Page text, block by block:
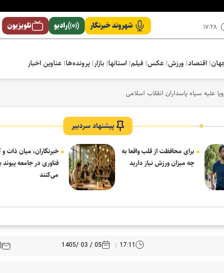
۱۷:۲۸ شهروند خبرنگار رادیو تلویزیون
اقتصاد ورزش عکس فیلم استانها بازار پرونده‌ها عناوین اخبار
پیشنهاد سردبیر
برای محافظت از قلب واقعا به
چه میزان ورزش نیاز دارید
خبرنگاران، میان ذات و
فناوری در جامعه پیوند
می‌کنند
17:11
05 / 03 /1405